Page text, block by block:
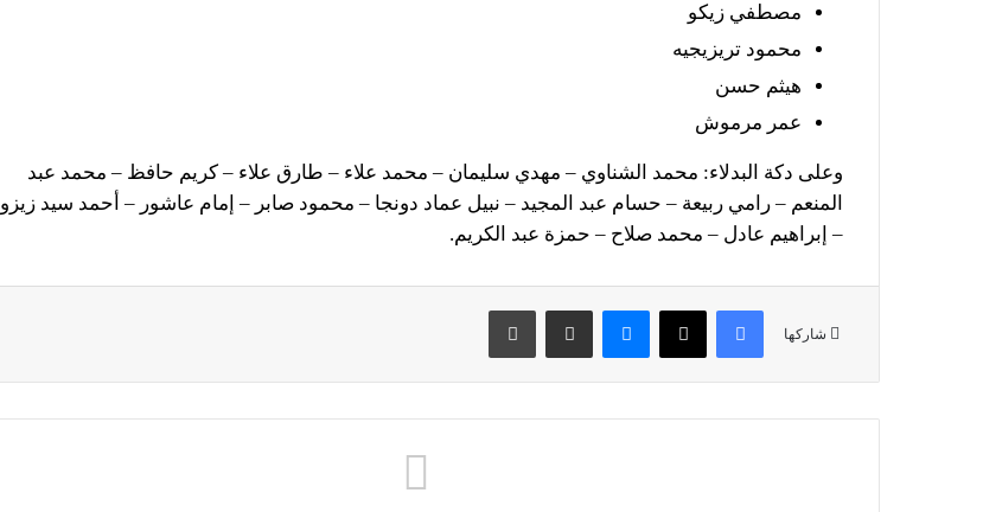
مصطفي زيكو
محمود تريزيجيه
هيثم حسن
عمر مرموش
وعلى دكة البدلاء: محمد الشناوي – مهدي سليمان – محمد علاء – طارق علاء – كريم حافظ – محمد عبد
المنعم – رامي ربيعة – حسام عبد المجيد – نبيل عماد دونجا – محمود صابر – إمام عاشور – أحمد سيد زيزو
– إبراهيم عادل – محمد صلاح – حمزة عبد الكريم.
شاركها
فيسبوك X ماسنجر مشاركة عبر البريد طباعة